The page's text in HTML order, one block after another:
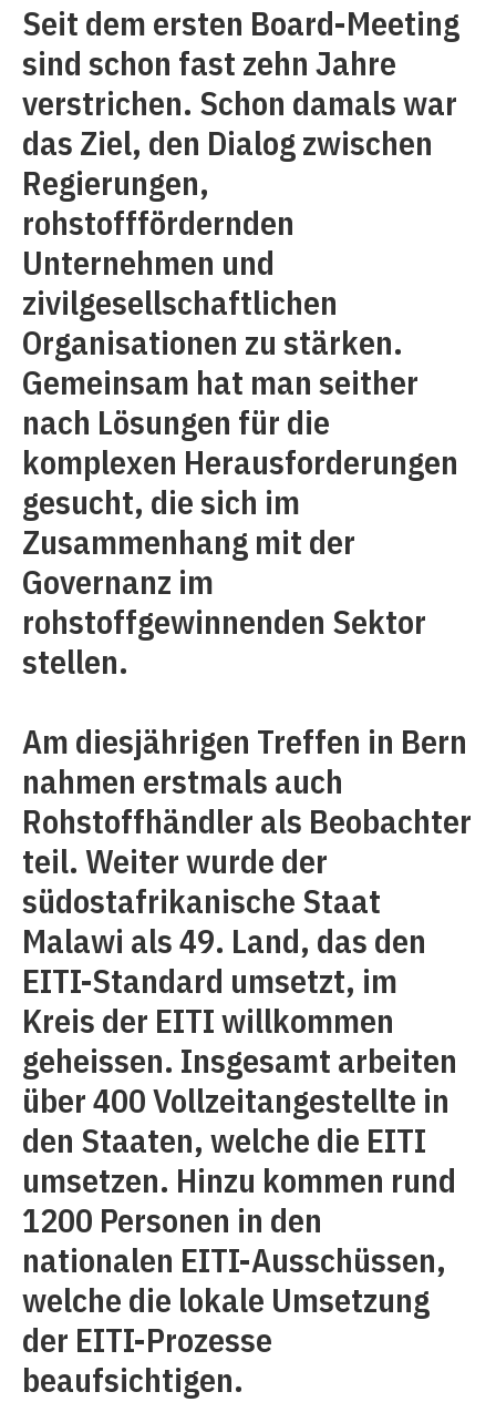
Seit dem ersten Board-Meeting
sind schon fast zehn Jahre
verstrichen. Schon damals war
das Ziel, den Dialog zwischen
Regierungen,
rohstofffördernden
Unternehmen und
zivilgesellschaftlichen
Organisationen zu stärken.
Gemeinsam hat man seither
nach Lösungen für die
komplexen Herausforderungen
gesucht, die sich im
Zusammenhang mit der
Governanz im
rohstoffgewinnenden Sektor
stellen.
Am diesjährigen Treffen in Bern
nahmen erstmals auch
Rohstoffhändler als Beobachter
teil. Weiter wurde der
südostafrikanische Staat
Malawi als 49. Land, das den
EITI-Standard umsetzt, im
Kreis der EITI willkommen
geheissen. Insgesamt arbeiten
über 400 Vollzeitangestellte in
den Staaten, welche die EITI
umsetzen. Hinzu kommen rund
1200 Personen in den
nationalen EITI-Ausschüssen,
welche die lokale Umsetzung
der EITI-Prozesse
beaufsichtigen.